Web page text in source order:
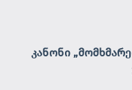
კანონი